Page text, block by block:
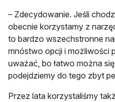
– Zdecydowanie. Jeśli
obecnie korzystamy z
to bardzo wszechstronne
mnóstwo opcji i możliwości
uważać, bo łatwo można
podejdziemy do tego zbyt
Przez lata korzystaliśmy